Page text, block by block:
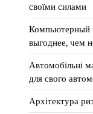
своїми силами
Компьютерный
выгоднее, чем
Автомобільні
для свого
Архітектура